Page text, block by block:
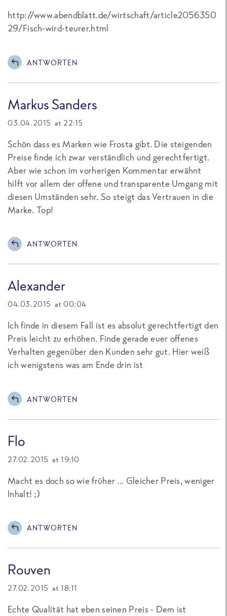
http://www.abendblatt.de/wirtschaft/article2056350
29/Fisch-wird-teurer.html
ANTWORTEN
Markus Sanders
03.04.2015 at 22:15
Schön dass es Marken wie Frosta gibt. Die steigenden
Preise finde ich zwar verständlich und gerechtfertigt.
Aber wie schon im vorherigen Kommentar erwähnt
hilft vor allem der offene und transparente Umgang mit
diesen Umständen sehr. So steigt das Vertrauen in die
Marke. Top!
ANTWORTEN
Alexander
04.03.2015 at 00:04
Ich finde in diesem Fall ist es absolut gerechtfertigt den
Preis leicht zu erhöhen. Finde gerade euer offenes
Verhalten gegenüber den Kunden sehr gut. Hier weiß
ich wenigstens was am Ende drin ist
ANTWORTEN
Flo
27.02.2015 at 19:10
Macht es doch so wie früher ... Gleicher Preis, weniger
Inhalt! ;)
ANTWORTEN
Rouven
27.02.2015 at 18:11
Echte Qualität hat eben seinen Preis - Dem ist